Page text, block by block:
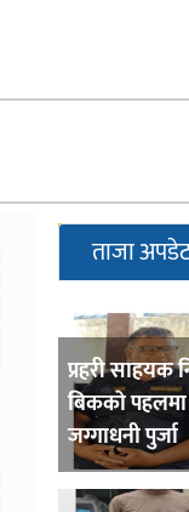
ताजा
प्रहरी साहयक
बिककाे पहलमा
जग्गाधनी पुर्जा